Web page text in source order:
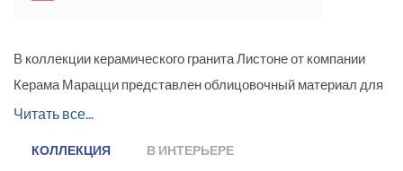
В коллекции керамического гранита Листоне от компании
Керама Марацци представлен облицовочный материал для
пола «под паркет», в точности передающий фактуру
матовой поверхностью, размером 9,9 x 40,2 см. Цветовая
Читать все...
КОЛЛЕКЦИЯ В ИНТЕРЬЕРЕ